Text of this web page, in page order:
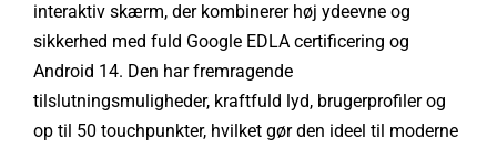
interaktiv skærm, der kombinerer høj ydeevne og
sikkerhed med fuld Google EDLA certificering og
Android 14. Den har fremragende
tilslutningsmuligheder, kraftfuld lyd, brugerprofiler og
op til 50 touchpunkter, hvilket gør den ideel til moderne